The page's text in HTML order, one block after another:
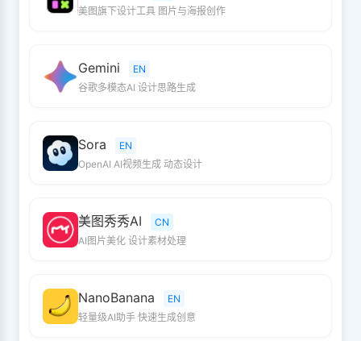
美图旗下设计工具 图片与海报创作
Gemini
EN
谷歌多模态AI 设计思路生成
Sora
EN
OpenAI AI视频生成 动态设计
美图秀秀AI
CN
AI图片美化 设计素材处理
NanoBanana
EN
轻量级AI助手 快速生成创意